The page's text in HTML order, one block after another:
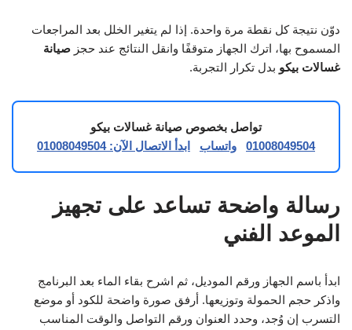
دوّن نتيجة كل نقطة مرة واحدة. إذا لم يتغير الخلل بعد المراجعات
المسموح بها، اترك الجهاز متوقفًا وانقل النتائج عند حجز صيانة
غسالات بيكو بدل تكرار التجربة.
تواصل بخصوص صيانة غسالات بيكو
01008049504
واتساب ابدأ الاتصال الآن: 01008049504
رسالة واضحة تساعد على تجهيز
الموعد الفني
ابدأ باسم الجهاز ورقم الموديل، ثم اشرح بقاء الماء بعد البرنامج
واذكر حجم الحمولة وتوزيعها. أرفق صورة واضحة للكود أو موضع
التسرب إن وُجد، وحدد العنوان ورقم التواصل والوقت المناسب